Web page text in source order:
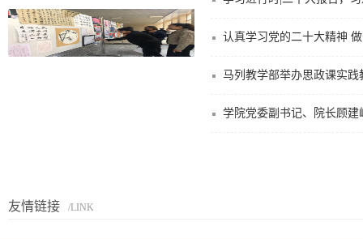
认真学习党的二十大精神
马列教学部举办思政课实践
学院党委副书记、院长顾
友情链接 /LINK